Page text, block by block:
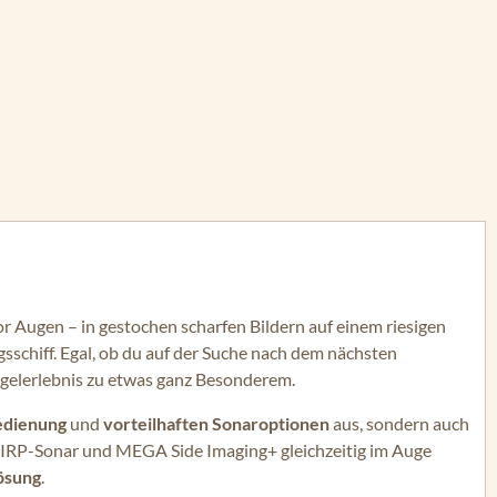
– in gestochen scharfen Bildern auf einem riesigen
Egal, ob du auf der Suche nach dem nächsten
zu etwas ganz Besonderem.
und vorteilhaften Sonaroptionenaus, sondern auch
Sonar und MEGA Side Imaging+ gleichzeitig im Auge
.